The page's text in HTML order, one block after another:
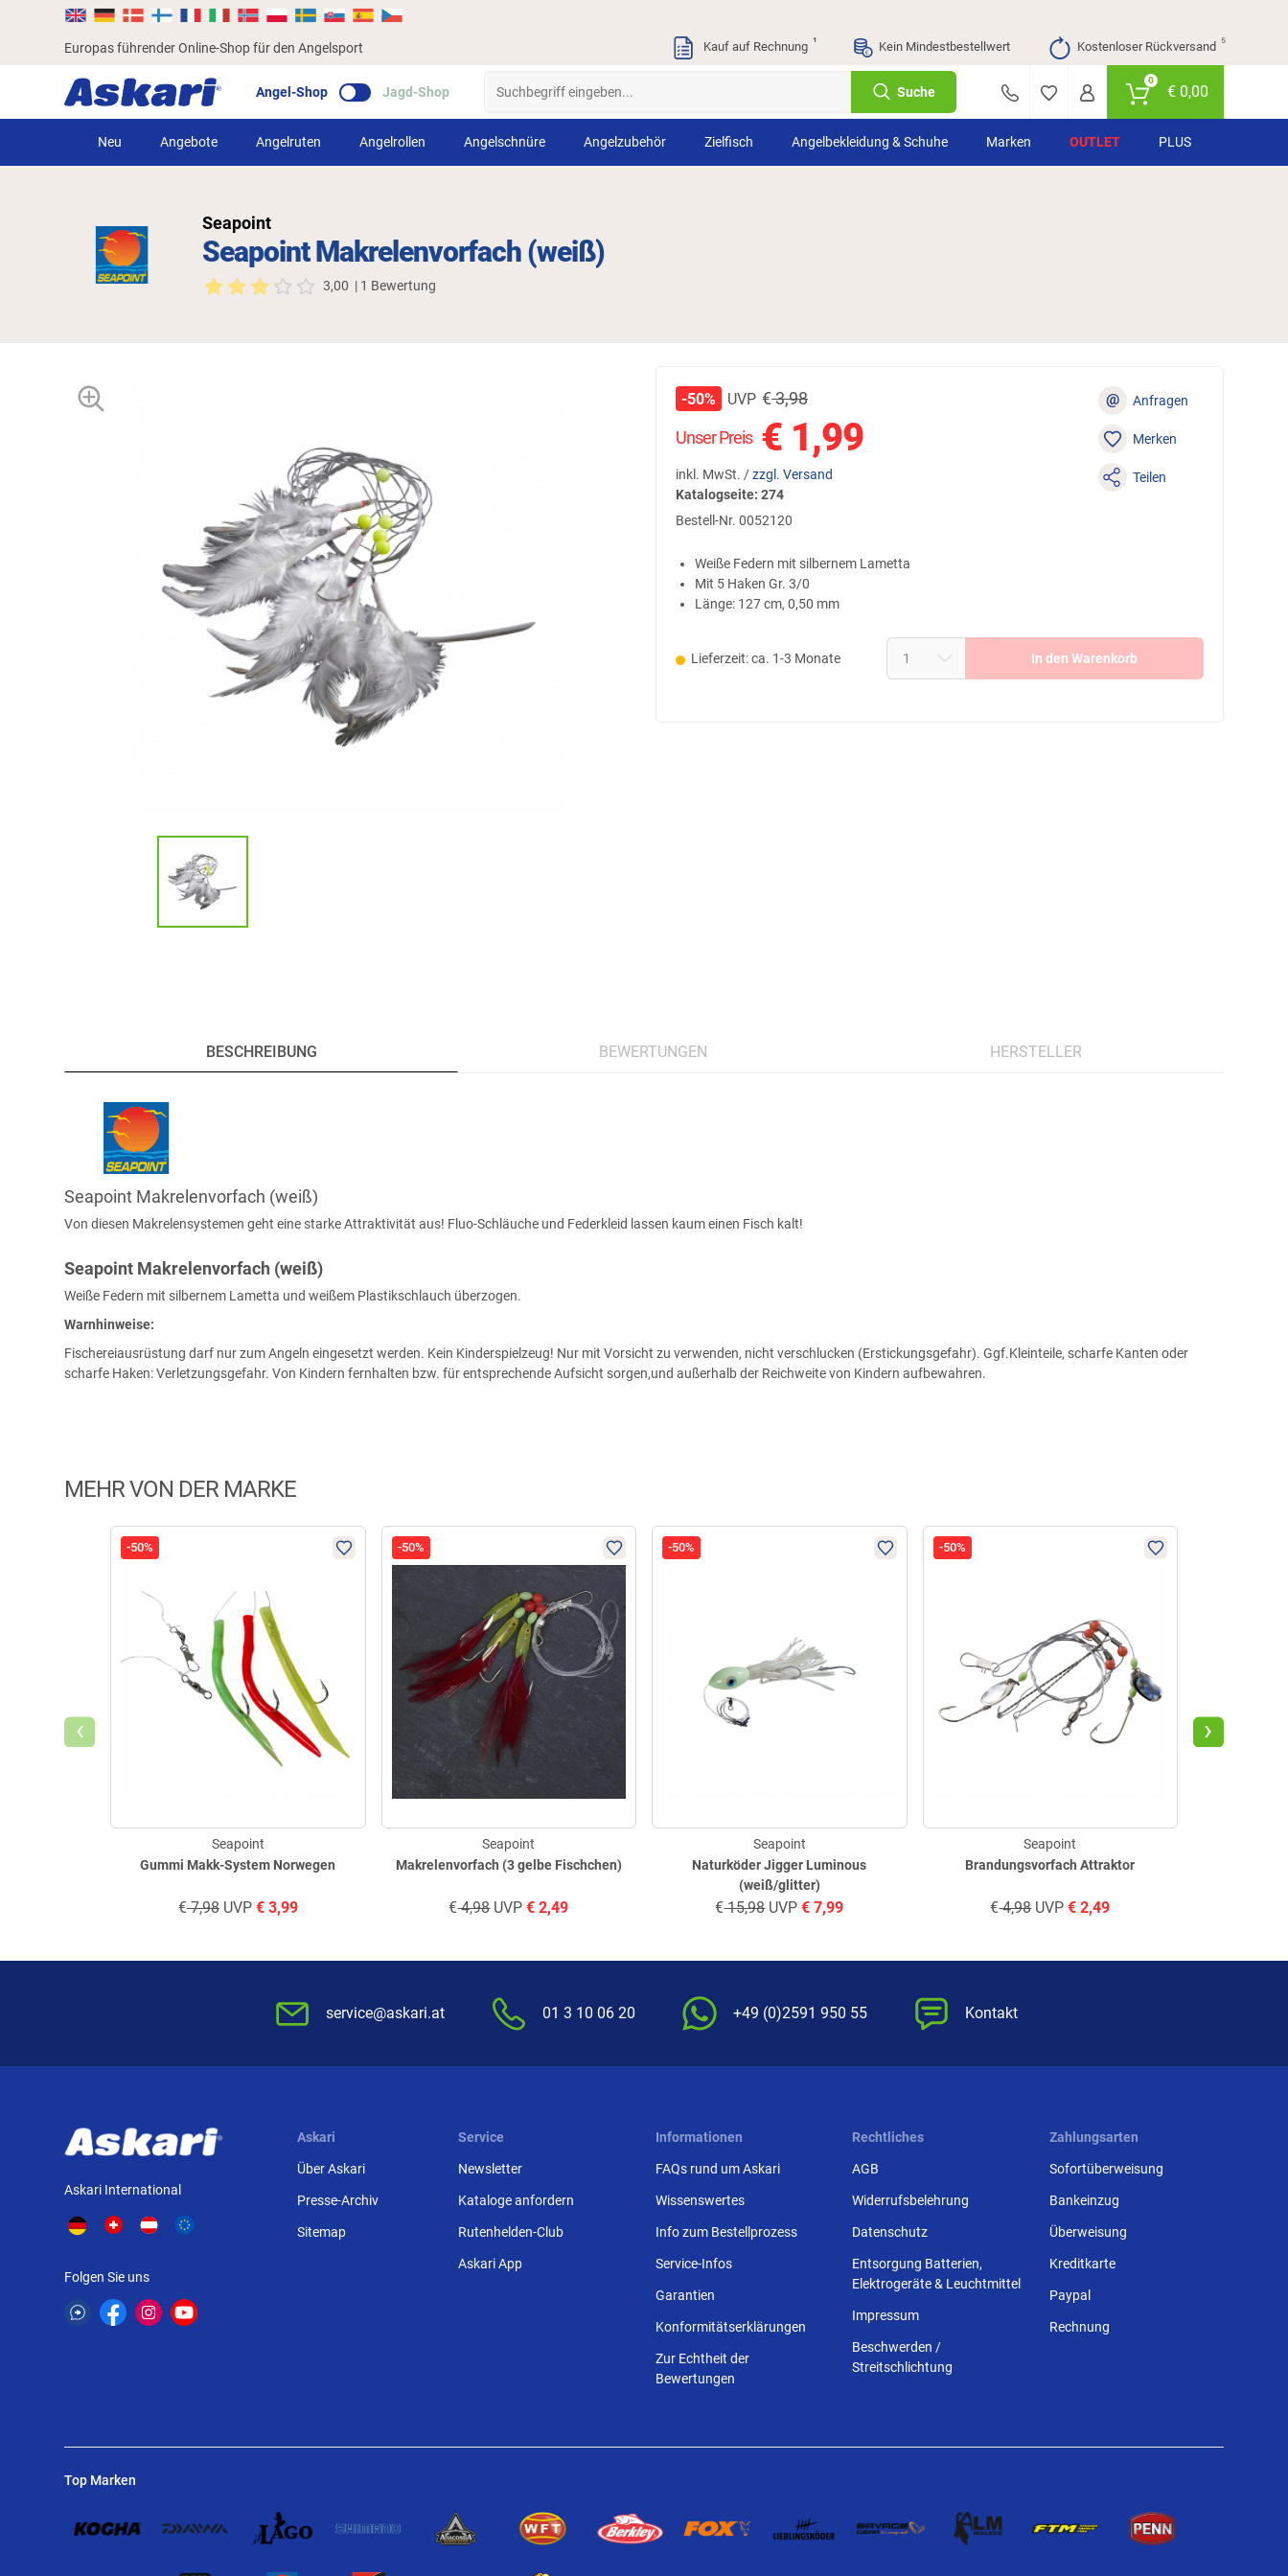
Europas führender Online-Shop für den Angelsport Kauf auf Rechnung ¹ Kein Mindestbestellwert Kostenloser Rückversand ⁵
Angel-Shop Jagd-Shop Suche
0
€0,00
Neu Angebote Angelruten Angelrollen Angelschnüre Angelzubehör Zielfisch Angelbekleidung & Schuhe Marken OUTLET PLUS
Seapoint Makrelenvorfach (weiß)
Seapoint
3,00 | 1 Bewertung
Unser Preis € 1,99
inkl. MwSt. /zzgl. Versand
-50% UVP €3,98
Katalogseite: 274
Bestell-Nr. 0052120
Anfragen
@
Merken
Teilen
Weiße Federn mit silbernem Lametta
Mit 5 Haken Gr. 3/0
Länge: 127 cm, 0,50 mm
Lieferzeit: ca. 1-3 Monate In den Warenkorb
BESCHREIBUNG BEWERTUNGEN HERSTELLER
Seapoint Makrelenvorfach (weiß)
Von diesen Makrelensystemen geht eine starke Attraktivität aus! Fluo-Schläuche und Federkleid lassen kaum einen Fisch kalt!
Seapoint Makrelenvorfach (weiß)
Weiße Federn mit silbernem Lametta und weißem Plastikschlauch überzogen.
Warnhinweise:
Fischereiausrüstung darf nur zum Angeln eingesetzt werden. Kein Kinderspielzeug! Nur mit Vorsicht zu verwenden, nicht verschlucken (Erstickungsgefahr). Ggf.Kleinteile, scharfe Kanten oder
scharfe Haken: Verletzungsgefahr. Von Kindern fernhalten bzw. für entsprechende Aufsicht sorgen,und außerhalb der Reichweite von Kindern aufbewahren.
MEHR VON DER MARKE
-50%
Gummi Makk-System Norwegen
Seapoint
€7,98UVP €3,99
-50%
Makrelenvorfach (3 gelbe Fischchen)
Seapoint
€4,98UVP € 2,49
-50%
Naturköder Jigger Luminous
(weiß/glitter)
Seapoint
€15,98UVP € 7,99
-50%
Brandungsvorfach Attraktor
Seapoint
€4,98UVP € 2,49
‹ ›
service@askari.at 01 3 10 06 20 +49 (0)2591 950 55 Kontakt
Askari International
Folgen Sie uns
Askari
Über Askari
Presse-Archiv
Sitemap
Service
Newsletter
Kataloge anfordern
Rutenhelden-Club
Askari App
Informationen
FAQs rund um Askari
Wissenswertes
Info zum Bestellprozess
Service-Infos
Garantien
Konformitätserklärungen
Zur Echtheit der
Bewertungen
Rechtliches
AGB
Widerrufsbelehrung
Datenschutz
Entsorgung Batterien,
Elektrogeräte & Leuchtmittel
Impressum
Beschwerden /
Streitschlichtung
Zahlungsarten
Sofortüberweisung
Bankeinzug
Überweisung
Kreditkarte
Paypal
Rechnung
Top Marken